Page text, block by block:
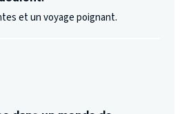
et un voyage poignant.